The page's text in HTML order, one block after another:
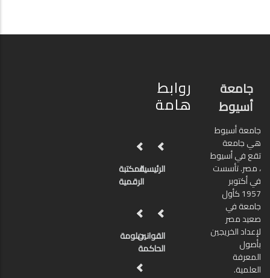
جامعة
أسيوط
جامعة أسيوط
هي جامعة
تقع في أسيوط
، مصر. تأسست
في أكتوبر
1957 كأول
جامعة في
صعيد مصر
لإعداد الخريجين
بأصول
المعرفة
العلمية.
روابط
هامة
الرئيسيةالمكتبة
الرقمية
القوانين
الحاكمة
دبلومة